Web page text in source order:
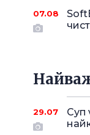
07.08
29.07
Суп